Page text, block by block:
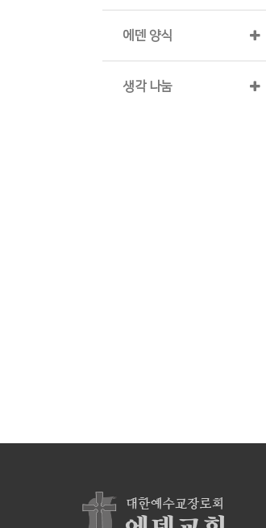
에덴 양식
생각 나눔